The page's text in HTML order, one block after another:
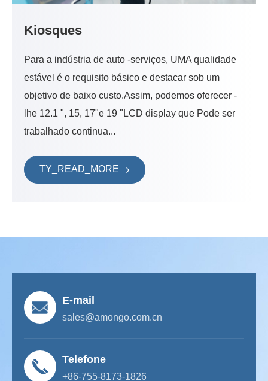
Kiosques
Para a indústria de auto -serviços, UMA qualidade
estável é o requisito básico e destacar sob um
objetivo de baixo custo.Assim, podemos oferecer -
lhe 12.1 ", 15, 17"e 19 "LCD display que Pode ser
trabalhado continua...
TY_READ_MORE
E-mail
sales@amongo.com.cn
Telefone
+86-755-8173-1826